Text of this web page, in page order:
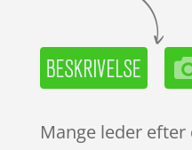
Mange leder